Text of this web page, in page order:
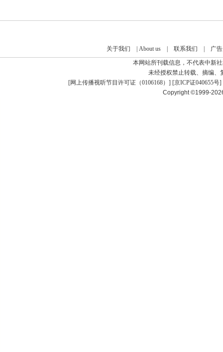
关于我们 About us| 联系我们
广
本网站所刊载信息，不代表中新
未经授权禁止转载、摘编、
[网上传播视听节目许可证（0106168） ] [京ICP证040655号]
Copyright ©1999-